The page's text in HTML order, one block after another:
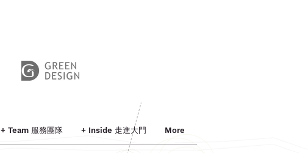
+ Team 服務團隊 + Inside 走進大門 More